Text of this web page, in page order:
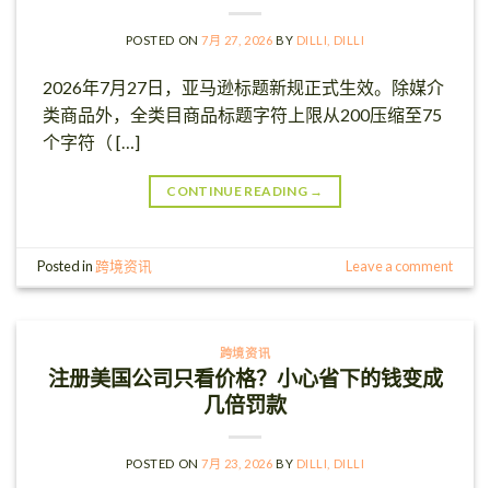
POSTED ON7月 27, 2026 BY DILLI, DILLI
2026年7月27日，亚马逊标题新规正式生效。除媒介
类商品外，全类目商品标题字符上限从200压缩至75
个字符（ […]
CONTINUE READING →
Posted in 跨境资讯 Leave a comment
跨境资讯
注册美国公司只看价格？小心省下的钱变成
几倍罚款
POSTED ON7月 23, 2026 BY DILLI, DILLI